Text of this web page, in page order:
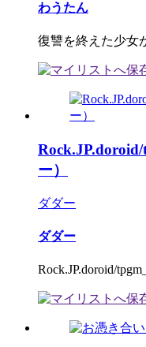
わうたん
復讐を終えた少女
ー）
ダダー
ダダー
Rock.JP.doroid/